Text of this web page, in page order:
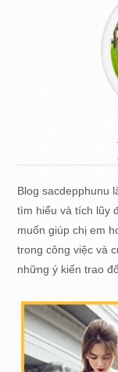
Blog sacdepphunu
tìm hiểu và tích lũy
muốn giúp chị em
trong công việc và
những ý kiến trao